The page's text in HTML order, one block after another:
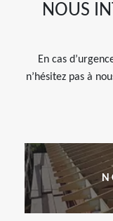
NOUS
En cas
n’hésitez pas à